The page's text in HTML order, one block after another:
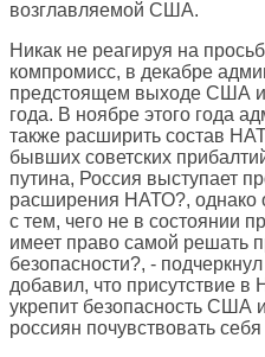
возглавляемой США.
Никак не реагируя на
компромисс, в декабре
предстоящем выходе США
года. В ноябре этого года
также расширить состав
бывших советских
путина, Россия выступает
расширения НАТО?, однако
с тем, чего не в состоянии
имеет право самой решать
безопасности?, -
добавил, что присутствие
укрепит безопасность США
россиян почувствовать